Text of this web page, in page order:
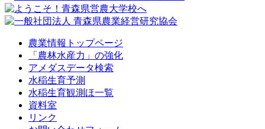
農業情報トップページ
「農林水産力」の強化
アメダスデータ検索
水稲生育予測
水稲生育観測ほ一覧
資料室
リンク